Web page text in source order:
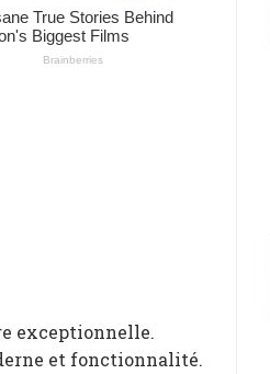
exceptionnelle.
et fonctionnalité.